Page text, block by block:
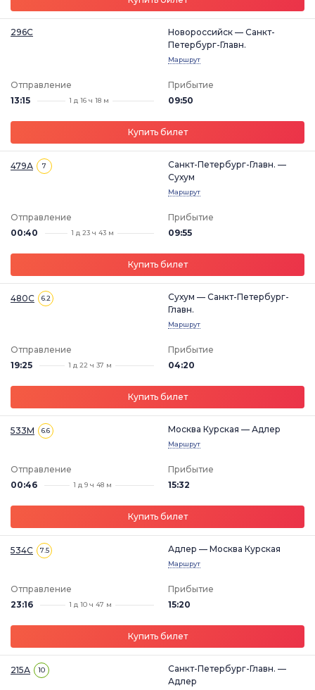
296С
Новороссийск — Санкт-
Петербург-Главн.
Маршрут
Отправление
13:15
1 д 16 ч 18 м
Прибытие
09:50
Купить билет
479А 7
Санкт-Петербург-Главн. —
Сухум
Маршрут
Отправление
00:40
1 д 23 ч 43 м
Прибытие
09:55
Купить билет
480С 6.2
Сухум — Санкт-Петербург-
Главн.
Маршрут
Отправление
19:25
1 д 22 ч 37 м
Прибытие
04:20
Купить билет
533М 6.6 Москва Курская — Адлер
Маршрут
Отправление
00:46
1 д 9 ч 48 м
Прибытие
15:32
Купить билет
534С 7.5 Адлер — Москва Курская
Маршрут
Отправление
23:16
1 д 10 ч 47 м
Прибытие
15:20
Купить билет
215А 10
Санкт-Петербург-Главн. —
Адлер